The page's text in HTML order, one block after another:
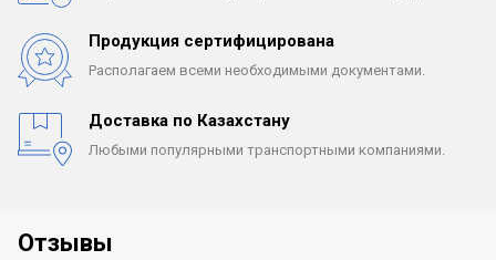
Продукция сертифицирована
Располагаем всеми необходимыми документами.
Доставка по Казахстану
Любыми популярными транспортными компаниями.
Отзывы